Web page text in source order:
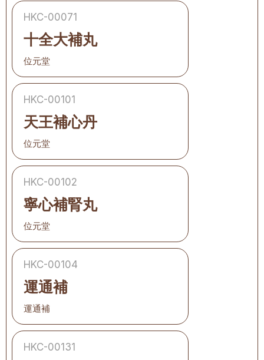
HKC-00071
十全大補丸
位元堂
HKC-00101
天王補心丹
位元堂
HKC-00102
寧心補腎丸
位元堂
HKC-00104
運通補
運通補
HKC-00131